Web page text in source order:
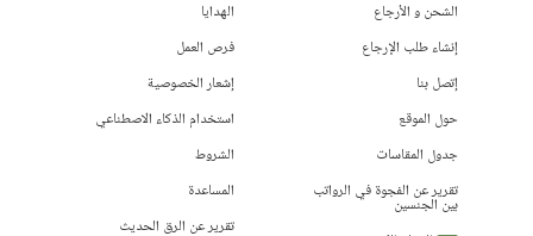
الشحن و الأرجاع
إنشاء طلب الإرجاع
إتصل بنا
حول الموقع
جدول المقاسات
تقرير عن الفجوة في الرواتب
بين الجنسين
الهدايا
فرص العمل
إشعار الخصوصية
استخدام الذكاء الاصطناعي
الشروط
المساعدة
تقرير عن الرق الحديث